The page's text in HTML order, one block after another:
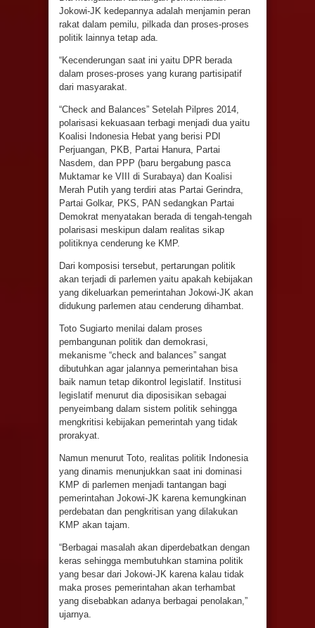
Jokowi-JK kedepannya adalah menjamin peran
rakat dalam pemilu, pilkada dan proses-proses
politik lainnya tetap ada.
“Kecenderungan saat ini yaitu DPR berada
dalam proses-proses yang kurang partisipatif
dari masyarakat.
“Check and Balances” Setelah Pilpres 2014,
polarisasi kekuasaan terbagi menjadi dua yaitu
Koalisi Indonesia Hebat yang berisi PDI
Perjuangan, PKB, Partai Hanura, Partai
Nasdem, dan PPP (baru bergabung pasca
Muktamar ke VIII di Surabaya) dan Koalisi
Merah Putih yang terdiri atas Partai Gerindra,
Partai Golkar, PKS, PAN sedangkan Partai
Demokrat menyatakan berada di tengah-tengah
polarisasi meskipun dalam realitas sikap
politiknya cenderung ke KMP.
Dari komposisi tersebut, pertarungan politik
akan terjadi di parlemen yaitu apakah kebijakan
yang dikeluarkan pemerintahan Jokowi-JK akan
didukung parlemen atau cenderung dihambat.
Toto Sugiarto menilai dalam proses
pembangunan politik dan demokrasi,
mekanisme “check and balances” sangat
dibutuhkan agar jalannya pemerintahan bisa
baik namun tetap dikontrol legislatif. Institusi
legislatif menurut dia diposisikan sebagai
penyeimbang dalam sistem politik sehingga
mengkritisi kebijakan pemerintah yang tidak
prorakyat.
Namun menurut Toto, realitas politik Indonesia
yang dinamis menunjukkan saat ini dominasi
KMP di parlemen menjadi tantangan bagi
pemerintahan Jokowi-JK karena kemungkinan
perdebatan dan pengkritisan yang dilakukan
KMP akan tajam.
“Berbagai masalah akan diperdebatkan dengan
keras sehingga membutuhkan stamina politik
yang besar dari Jokowi-JK karena kalau tidak
maka proses pemerintahan akan terhambat
yang disebabkan adanya berbagai penolakan,”
ujarnya.